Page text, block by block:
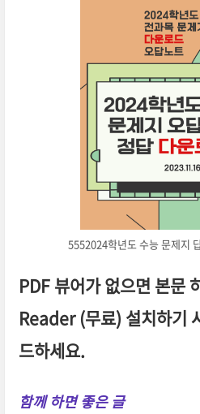
5552024학년도 수능 문제지
PDF 뷰어가 없으면 본문
Reader (무료) 설치하기
드하세요.
함께 하면 좋은 글